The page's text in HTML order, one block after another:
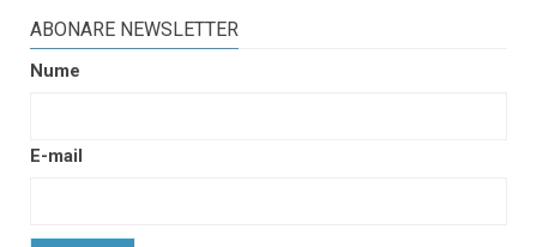
ABONARE NEWSLETTER
Nume
E-mail